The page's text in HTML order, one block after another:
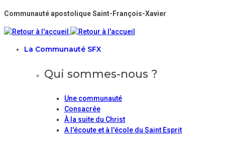
Communauté apostolique Saint-François-Xavier
La Communauté SFX
Qui sommes-nous ?
Une communauté
Consacrée
À la suite du Christ
A l'écoute et à l'école du Saint Esprit